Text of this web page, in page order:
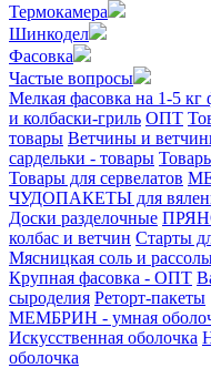
Термокамера
Шинкодел
Фасовка
Частые вопросы
Мелкая фасовка на 1-5 кг
и колбаски-гриль ОПТ
товары Ветчины и
сардельки - товары
Товары для сервелатов
ЧУДОПАКЕТЫ для
Доски разделочные
колбас и ветчин Старты
Мясницкая соль и
Крупная фасовка - ОПТ
сыроделия Реторт-пакеты
МЕМБРИН - умная
Искусственная оболочка
оболочка